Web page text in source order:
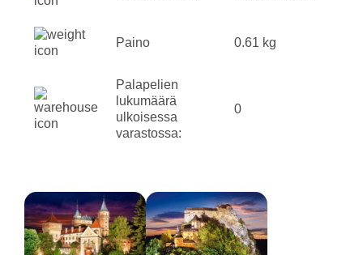
Paino 0.61 kg
Palapelien
lukumäärä
ulkoisessa
varastossa:
0